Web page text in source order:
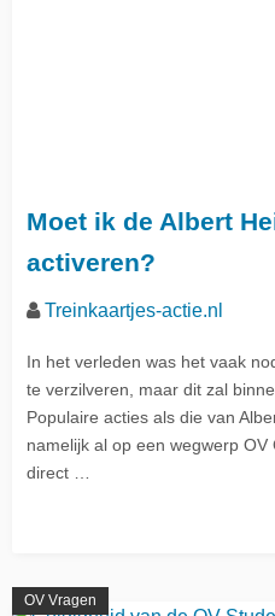
Moet ik de Albert
activeren?
Treinkaartjes-actie.nl
In het verleden was het vaak
te verzilveren, maar dit zal
Populaire acties als die van
namelijk al op een wegwerp
direct …
OV Vragen